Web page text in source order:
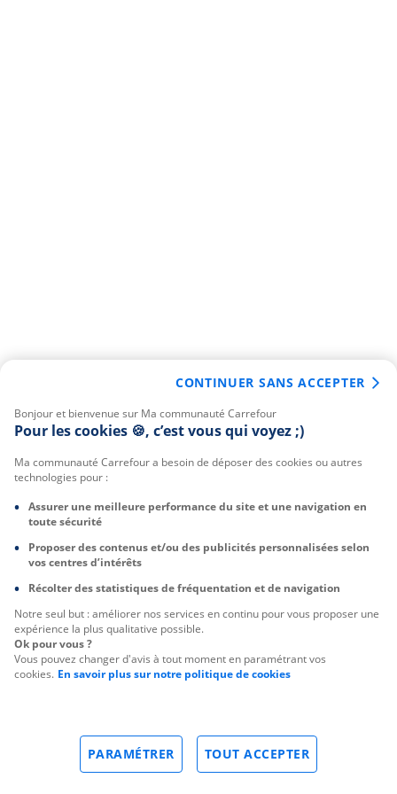
Bonjour et bienvenue sur Ma communauté Carrefour
Pour les cookies 🍪, c’est vous qui voyez ;)
Ma communauté Carrefour a besoin de déposer des cookies ou autres
technologies pour :
Assurer une meilleure performance du site et une navigation en
toute sécurité
Proposer des contenus et/ou des publicités personnalisées selon
vos centres d’intérêts
Récolter des statistiques de fréquentation et de navigation
Notre seul but : améliorer nos services en continu pour vous proposer une
expérience la plus qualitative possible.
Ok pour vous ?
Vous pouvez changer d'avis à tout moment en paramétrant vos
cookies. En savoir plus sur notre politique de cookies
TOUT ACCEPTER
PARAMÉTRER
CONTINUER SANS ACCEPTER